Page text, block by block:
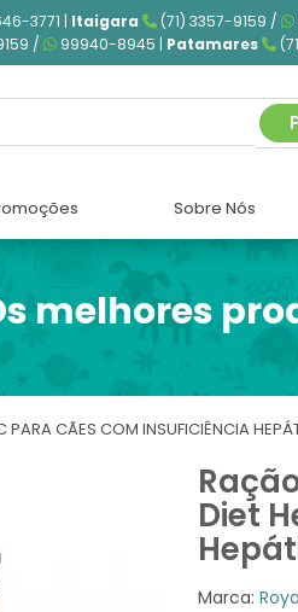
3771 | Itaigara (71) 3357-9159 /
/ 99940-8945 | Patamares
Sobre Nós
melhores
PARA CÃES COM INSUFICIÊNCIA
Diet
Marca: